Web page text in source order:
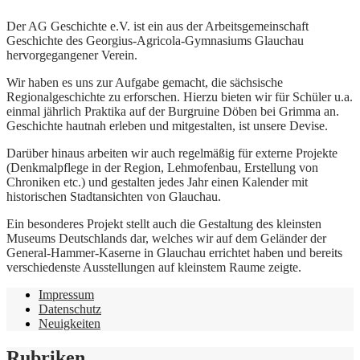
Der AG Geschichte e.V. ist ein aus der Arbeitsgemeinschaft
Geschichte des Georgius-Agricola-Gymnasiums Glauchau
hervorgegangener Verein.
Wir haben es uns zur Aufgabe gemacht, die sächsische
Regionalgeschichte zu erforschen. Hierzu bieten wir für Schüler u.a.
einmal jährlich Praktika auf der Burgruine Döben bei Grimma an.
Geschichte hautnah erleben und mitgestalten, ist unsere Devise.
Darüber hinaus arbeiten wir auch regelmäßig für externe Projekte
(Denkmalpflege in der Region, Lehmofenbau, Erstellung von
Chroniken etc.) und gestalten jedes Jahr einen Kalender mit
historischen Stadtansichten von Glauchau.
Ein besonderes Projekt stellt auch die Gestaltung des kleinsten
Museums Deutschlands dar, welches wir auf dem Geländer der
General-Hammer-Kaserne in Glauchau errichtet haben und bereits
verschiedenste Ausstellungen auf kleinstem Raume zeigte.
Impressum
Datenschutz
Neuigkeiten